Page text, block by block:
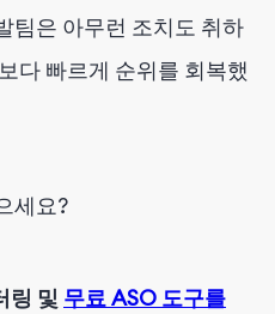
팀은 아무런 조치도 취하
다 빠르게 순위를 회복했
세요?
링 및 무료 ASO 도구를